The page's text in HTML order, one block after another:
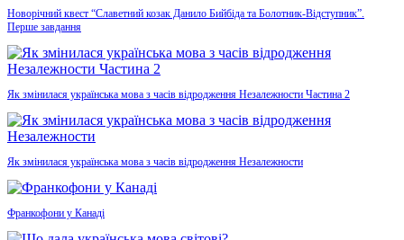
Новорічний квест “Славетний козак Данило Бийбіда та Болотник-Відступник”.
Перше завдання
Як змінилася українська мова з часів відродження Незалежности Частина 2
Як змінилася українська мова з часів відродження Незалежности
Франкофони у Канаді